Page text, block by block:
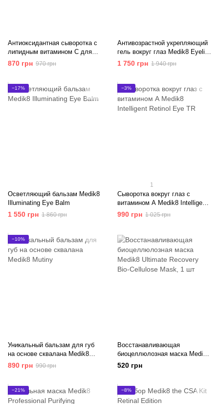
Антиоксидантная сыворотка с
липидным витамином С для
кожи вокруг глаз Medik8 C-
Tetra Eye
870 грн 970 грн
Антивозрастной укрепляющий
гель вокруг глаз Medik8 Eyelift
Peptides
1 750 грн 1 940 грн
−17%
Осветляющий бальзам Medik8
Illuminating Eye Balm
1 550 грн 1 860 грн
−3%
1
Сыворотка вокруг глаз с
витамином А Medik8 Intelligent
Retinol Eye TR
990 грн 1 025 грн
−10%
Уникальный бальзам для губ
на основе сквалана Medik8
Mutiny
890 грн 990 грн
Восстанавливающая
биоцеллюлозная маска Medik8
Ultimate Recovery Bio-Cellulose
520 грн
−21% −8%